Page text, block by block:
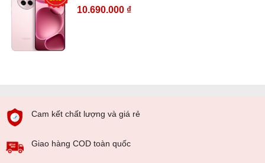
10.690.000 ₫
Cam kết chất lượng và giá rẻ
Giao hàng COD toàn quốc